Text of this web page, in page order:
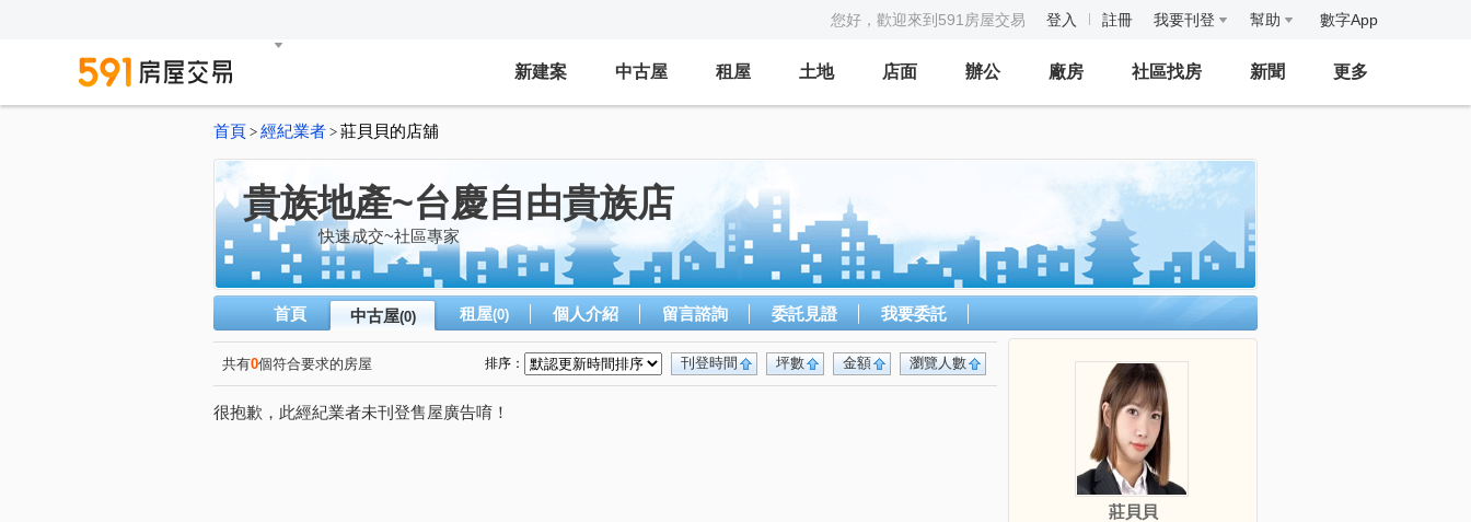
您好，歡迎來到591房屋交易 登入 註冊 我要刊登 幫助 數字App
新建案 中古屋 租屋 土地 店面 辦公 廠房 社區找房 新聞 更多
首頁 > 經紀業者 > 莊貝貝的店舖
貴族地產~台慶自由貴族店
快速成交~社區專家
首頁 中古屋(0) 租屋(0) 個人介紹 留言諮詢 委託見證 我要委託
共有0個符合要求的房屋 瀏覽人數
金額
坪數
刊登時間
排序：
很抱歉，此經紀業者未刊登售屋廣告唷！
莊貝貝